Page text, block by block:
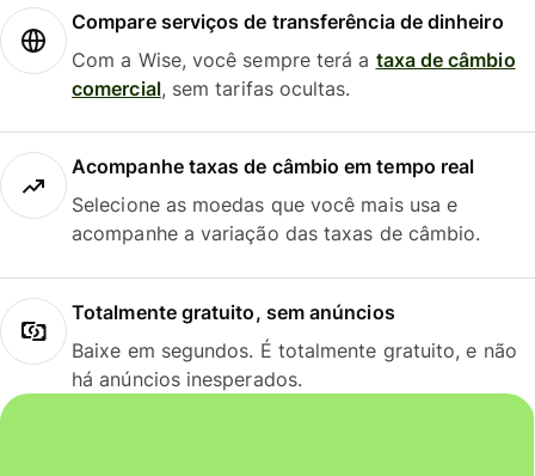
Compare serviços de transferência de dinheiro
Com a Wise, você sempre terá a taxa de câmbio
comercial, sem tarifas ocultas.
Acompanhe taxas de câmbio em tempo real
Selecione as moedas que você mais usa e
acompanhe a variação das taxas de câmbio.
Totalmente gratuito, sem anúncios
Baixe em segundos. É totalmente gratuito, e não
há anúncios inesperados.